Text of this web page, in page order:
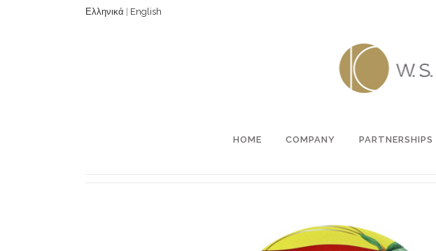
Ελληνικά English
HOME COMPANY PARTNERSHIPS